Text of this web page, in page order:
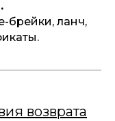
брейки, ланч,
возврата